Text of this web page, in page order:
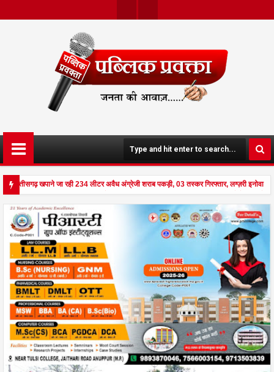
Ter
Boo
K
छत्तीसगढ़ खपाने जा रही 234 लीटर अवैध अंग्रेजी शराब पकड़ी, 03 तस्कर गिरफ्तार, लग्ज़री इनोवा
से दहला अनूपपुर - घर पर किसान व नौकरानी का मिला रक्तरंजित शव, पत्नी गंभीर घायल में मेडिकल